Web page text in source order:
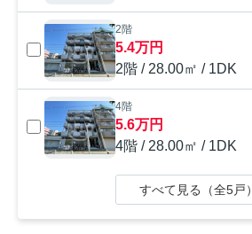
2階
5.4万円
2階 / 28.00㎡ / 1DK
4階
5.6万円
4階 / 28.00㎡ / 1DK
すべて見る（全5戸）